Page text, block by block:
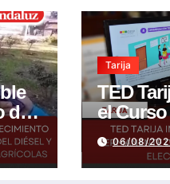
de
y
Tarija
TED
el
de06/08/